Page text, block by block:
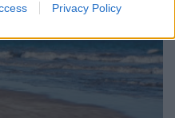
Privacy Policy